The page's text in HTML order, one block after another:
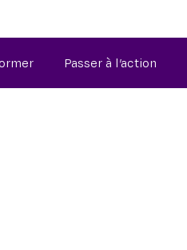
Passer à l’action